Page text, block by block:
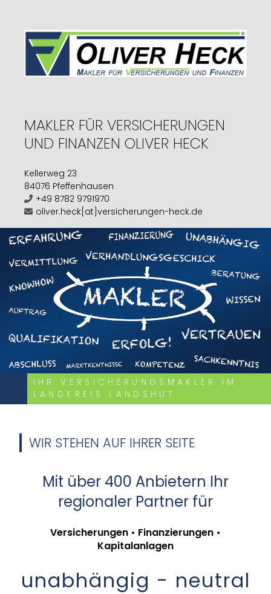
MAKLER FÜR VERSICHERUNGEN
UND FINANZEN OLIVER HECK
Kellerweg 23
84076 Pfeffenhausen
+49 8782 9791970
oliver.heck[at]versicherungen-heck.de
IHR VERSICHERUNGSMAKLER IM
LANDKREIS LANDSHUT
WIR STEHEN AUF IHRER SEITE
Mit über 400 Anbietern Ihr
regionaler Partner für
Versicherungen • Finanzierungen •
Kapitalanlagen
unabhängig - neutral